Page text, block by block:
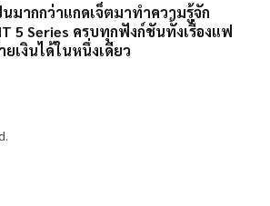
มากกว่าแกดเจ็ตมาทำความรู้จัก
5 Series ครบทุกฟังก์ชันทั้งเรื่องแฟ
เงินได้ในหนึ่งเดียว